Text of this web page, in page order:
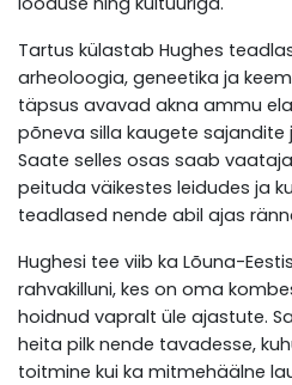
Tartus külastab Hughes
arheoloogia, geneetika ja
täpsus avavad akna ammu
põneva silla kaugete
Saate selles osas saab
peituda väikestes leidudes ja
teadlased nende abil ajas
Hughesi tee viib ka Lõuna-
rahvakilluni, kes on oma
hoidnud vapralt üle ajastute.
heita pilk nende tavadesse,
toitmine kui ka mitmehäälne